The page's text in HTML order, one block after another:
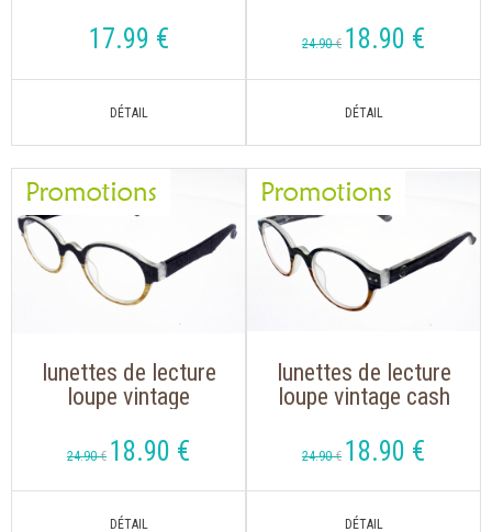
17.99 € 24.90 € 18.90 €
lunettes de lecture
loupe vintage
24.90 € 18.90 €
lunettes de lecture
loupe vintage cash
24.90 € 18.90 €